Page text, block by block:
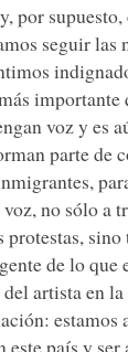
por supuesto,
seguir las
voz y es
parte de
no sólo a
sino
de lo que
del artista en
estamos
este país y